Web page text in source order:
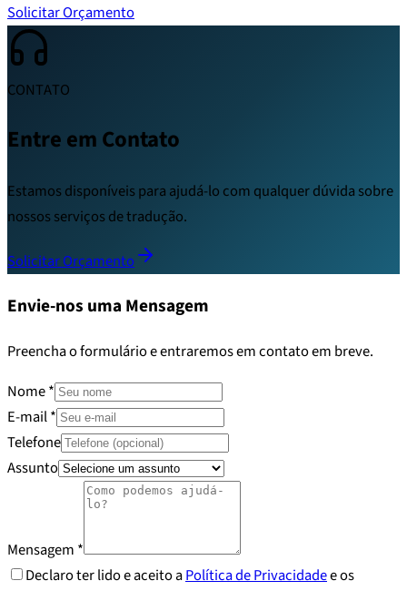
Solicitar Orçamento
CONTATO
Entre em Contato
Estamos disponíveis para ajudá-lo com qualquer dúvida sobre
nossos serviços de tradução.
Solicitar Orçamento
Envie-nos uma Mensagem
Preencha o formulário e entraremos em contato em breve.
Nome*
E-mail*
Telefone
Assunto
Mensagem *
Declaro ter lido e aceito aPolítica de Privacidadee os